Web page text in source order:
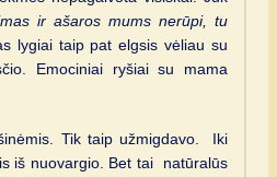
ir ašaros mums nerūpi, tu
lygiai taip pat elgsis vėliau su
Emociniai ryšiai su mama
Tik taip užmigdavo. Iki
iš nuovargio. Bet tai natūralūs